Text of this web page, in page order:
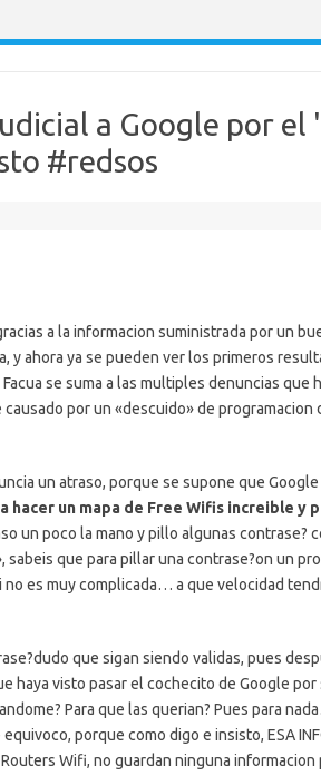
a Google por el
#redsos
a la informacion suministrada por un
y ahora ya se pueden ver los primeros
se suma a las multiples denuncias que
por un «descuido» de programacion
un atraso, porque se supone que
hacer un mapa de Free Wifis increible y
un poco la mano y pillo algunas contrase?
que para pillar una contrase?on un
es muy complicada… a que velocidad
que sigan siendo validas, pues
haya visto pasar el cochecito de Google por
Para que las querian? Pues para
porque como digo e insisto, ESA
Routers Wifi, no guardan ninguna